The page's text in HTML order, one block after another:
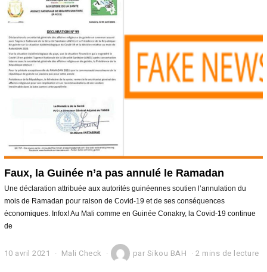
0
2
4
Faux, la Guinée n’a pas annulé le Ramadan
Une déclaration attribuée aux autorités guinéennes soutien l’annulation du
mois de Ramadan pour raison de Covid-19 et de ses conséquences
économiques. Infox! Au Mali comme en Guinée Conakry, la Covid-19 continue
de
10 avril 2021 Mali Check par Sikou BAH 2 mins de lecture